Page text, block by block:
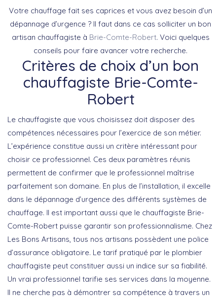
Votre chauffage fait ses caprices et vous avez besoin d’un
dépannage d’urgence ? Il faut dans ce cas solliciter un bon
artisan chauffagiste à Brie-Comte-Robert. Voici quelques
conseils pour faire avancer votre recherche.
Critères de choix d’un bon
chauffagiste Brie-Comte-
Robert
Le chauffagiste que vous choisissez doit disposer des
compétences nécessaires pour l’exercice de son métier.
L’expérience constitue aussi un critère intéressant pour
choisir ce professionnel. Ces deux paramètres réunis
permettent de confirmer que le professionnel maîtrise
parfaitement son domaine. En plus de l’installation, il excelle
dans le dépannage d’urgence des différents systèmes de
chauffage. Il est important aussi que le chauffagiste Brie-
Comte-Robert puisse garantir son professionnalisme. Chez
Les Bons Artisans, tous nos artisans possèdent une police
d’assurance obligatoire. Le tarif pratiqué par le plombier
chauffagiste peut constituer aussi un indice sur sa fiabilité.
Un vrai professionnel tarifie ses services dans la moyenne.
Il ne cherche pas à démontrer sa compétence à travers un